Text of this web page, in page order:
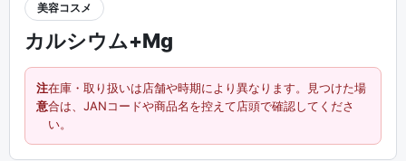
美容コスメ
カルシウム+Mg
注
意
在庫・取り扱いは店舗や時期により異なります。見つけた場
合は、JANコードや商品名を控えて店頭で確認してくださ
い。